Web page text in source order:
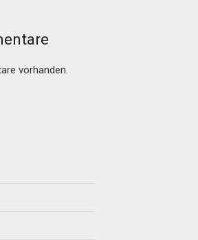
vorhanden.